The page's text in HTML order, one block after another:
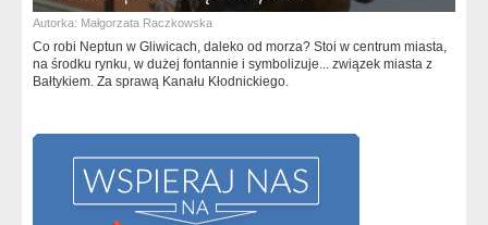
Autorka: Małgorzata Raczkowska
Co robi Neptun w Gliwicach, daleko od morza? Stoi w centrum miasta,
na środku rynku, w dużej fontannie i symbolizuje... związek miasta z
Bałtykiem. Za sprawą Kanału Kłodnickiego.